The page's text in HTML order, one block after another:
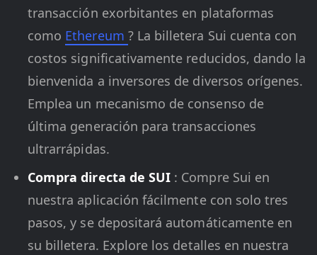
transacción exorbitantes en plataformas
como Ethereum ? La billetera Sui cuenta con
costos significativamente reducidos, dando la
bienvenida a inversores de diversos orígenes.
Emplea un mecanismo de consenso de
última generación para transacciones
ultrarrápidas.
Compra directa de SUI : Compre Sui en
nuestra aplicación fácilmente con solo tres
pasos, y se depositará automáticamente en
su billetera. Explore los detalles en nuestra